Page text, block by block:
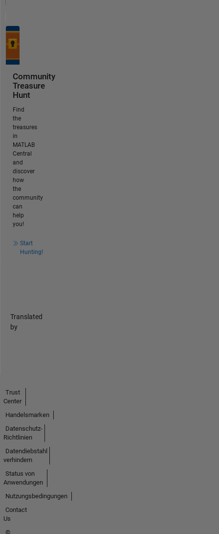
Community
Treasure
Hunt
Find
the
treasures
in
MATLAB
Central
and
discover
how
the
community
can
help
you!
Start
Hunting!
Translated
by
Trust
Center
Handelsmarken
Datenschutz-
Richtlinien
Datendiebstahl
verhindern
Status von
Anwendungen
Nutzungsbedingungen
Contact
Us
©